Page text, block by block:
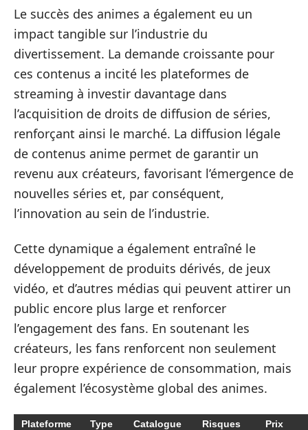
Le succès des animes a également eu un
impact tangible sur l’industrie du
divertissement. La demande croissante pour
ces contenus a incité les plateformes de
streaming à investir davantage dans
l’acquisition de droits de diffusion de séries,
renforçant ainsi le marché. La diffusion légale
de contenus anime permet de garantir un
revenu aux créateurs, favorisant l’émergence de
nouvelles séries et, par conséquent,
l’innovation au sein de l’industrie.
Cette dynamique a également entraîné le
développement de produits dérivés, de jeux
vidéo, et d’autres médias qui peuvent attirer un
public encore plus large et renforcer
l’engagement des fans. En soutenant les
créateurs, les fans renforcent non seulement
leur propre expérience de consommation, mais
également l’écosystème global des animes.
Plateforme Type Catalogue Risques Prix